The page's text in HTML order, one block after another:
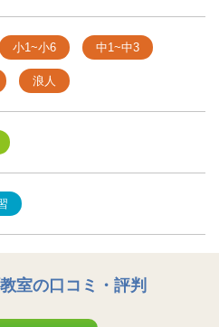
小1~小6 中1~中3
浪人
室の口コミ・評判